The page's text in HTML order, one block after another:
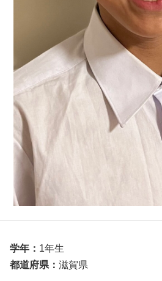
学年： 1年生
都道府県： 滋賀県